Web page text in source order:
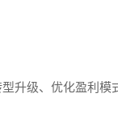
升级、优化盈利